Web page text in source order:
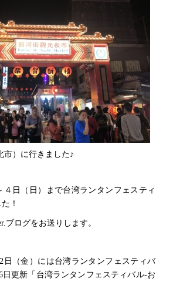
市）に行きました♪
４日（日）まで台湾ランタンフェスティ
！
ブログをお送りします。
日（金）には台湾ランタンフェスティバ
日更新「台湾ランタンフェスティバル-お